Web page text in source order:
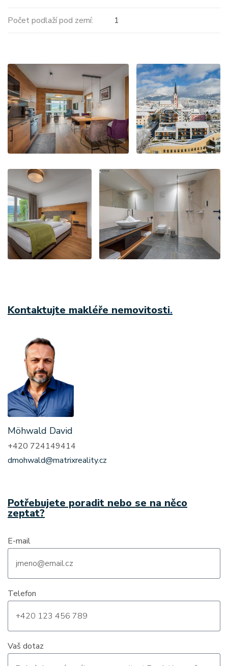
Počet podlaží pod zemí: 1
Kontaktujte makléře nemovitosti.
Möhwald David
+420 724149414
dmohwald@matrixreality.cz
Potřebujete poradit nebo se na něco
zeptat?
E-mail
Telefon
Vaš dotaz